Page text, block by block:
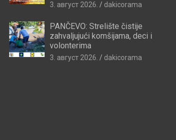
3. август 2026. dakicorama
PANČEVO: Strelište čistije
zahvaljujući komšijama, deci i
volonterima
3. август 2026. dakicorama